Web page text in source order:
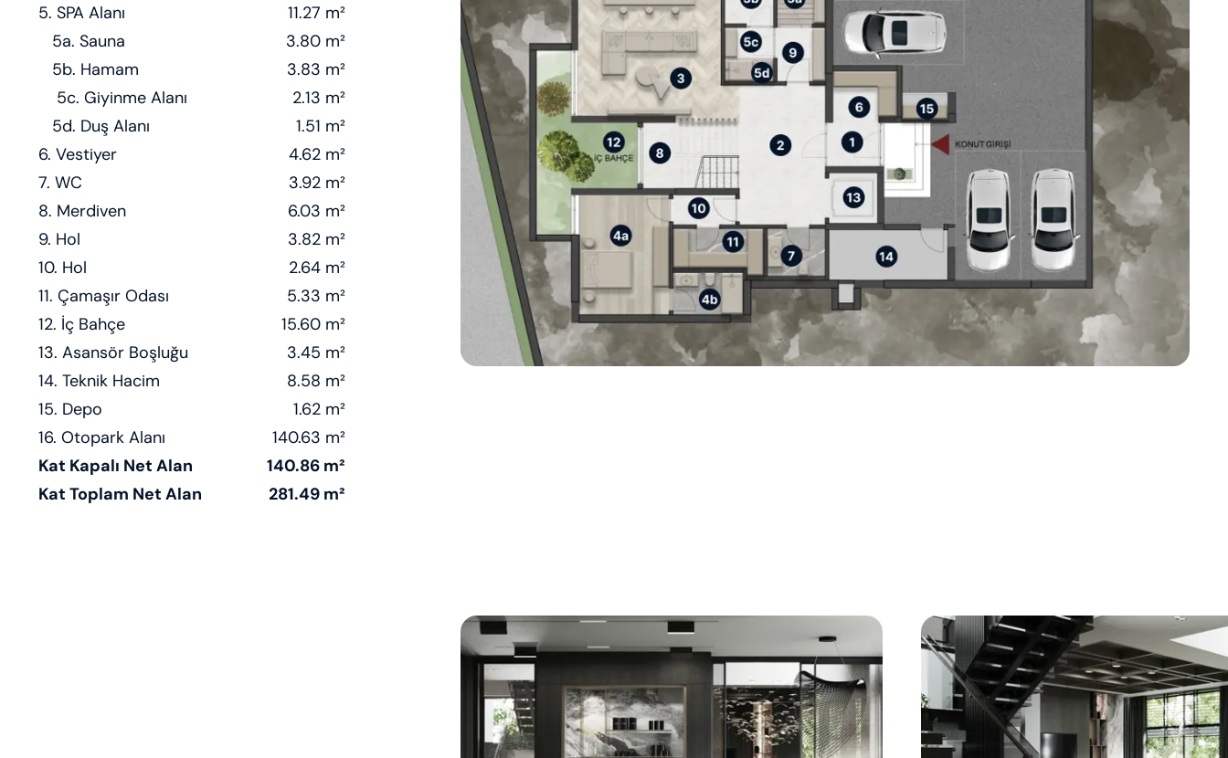
5. SPA Alanı
11.27 m²
5a. Sauna
3.80 m²
5b. Hamam
3.83 m²
5c. Giyinme Alanı
2.13 m²
5d. Duş Alanı
1.51 m²
6. Vestiyer
4.62 m²
7. WC
3.92 m²
8. Merdiven
6.03 m²
9. Hol
3.82 m²
10. Hol
2.64 m²
11. Çamaşır Odası
5.33 m²
12. İç Bahçe
15.60 m²
13. Asansör Boşluğu
3.45 m²
14. Teknik Hacim
8.58 m²
15. Depo
1.62 m²
16. Otopark Alanı
140.63 m²
Kat Kapalı Net Alan
140.86 m²
Kat Toplam Net Alan
281.49 m²